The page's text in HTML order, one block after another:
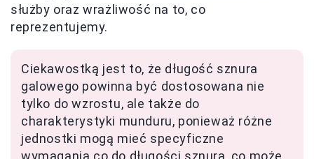
służby oraz wrażliwość na to, co
reprezentujemy.
Ciekawostką jest to, że długość sznura
galowego powinna być dostosowana nie
tylko do wzrostu, ale także do
charakterystyki munduru, ponieważ różne
jednostki mogą mieć specyficzne
wymagania co do długości sznura, co może